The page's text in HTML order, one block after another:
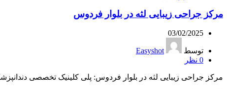
مرکز جراحی زیبایی لثه در بلوار فردوس
03/02/2025
توسط
Easyshot
0 نظر
مرکز جراحی زیبایی لثه در بلوار فردوس: پلی کلینیک تخصصی